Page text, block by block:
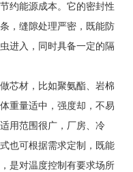
约能源成本。它的密封性
，缝隙处理严密，既能防
进入，同时具备一定的隔
芯材，比如聚氨酯、岩棉
重量适中，强度却，不易
用范围很广，厂房、冷
也可根据需求定制，既能
是对温度控制有要求场所